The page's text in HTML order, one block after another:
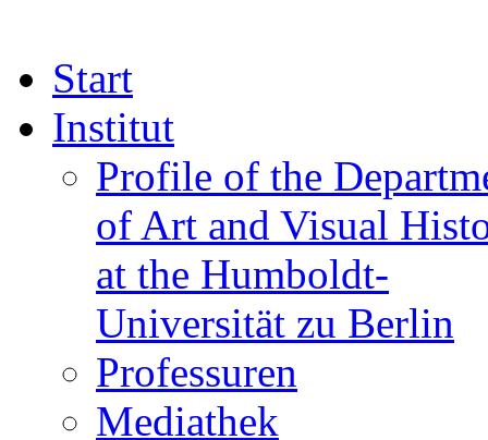
Start
Institut
Profile of the
of Art and Visual
at the Humboldt-
Universität zu Berlin
Professuren
Mediathek